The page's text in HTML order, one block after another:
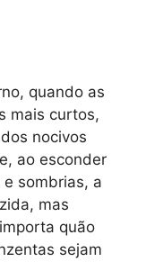
quando as
mais curtos,
nocivos
ao esconder
sombrias, a
mas
quão
sejam